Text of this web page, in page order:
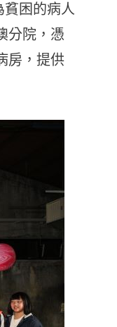
貧困的病人
分院，憑
房，提供